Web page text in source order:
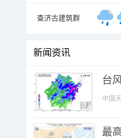
查济古建筑群
新闻资讯
台
中国
最